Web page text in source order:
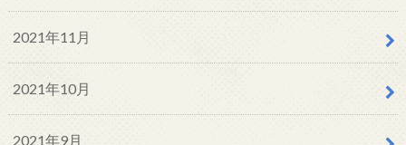
2021年11月
2021年10月
2021年9月